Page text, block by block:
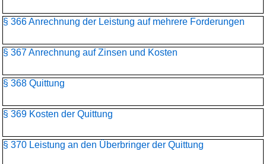
§ 366 Anrechnung der Leistung auf mehrere Forderungen
§ 367 Anrechnung auf Zinsen und Kosten
§ 368 Quittung
§ 369 Kosten der Quittung
§ 370 Leistung an den Überbringer der Quittung